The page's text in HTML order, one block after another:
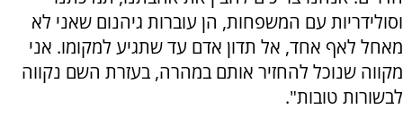
וסולידריות עם המשפחות, הן עוברות גיהנום שאני לא
מאחל לאף אחד, אל תדון אדם עד שתגיע למקומו. אני
מקווה שנוכל להחזיר אותם במהרה, בעזרת השם נקווה
לבשורות טובות".